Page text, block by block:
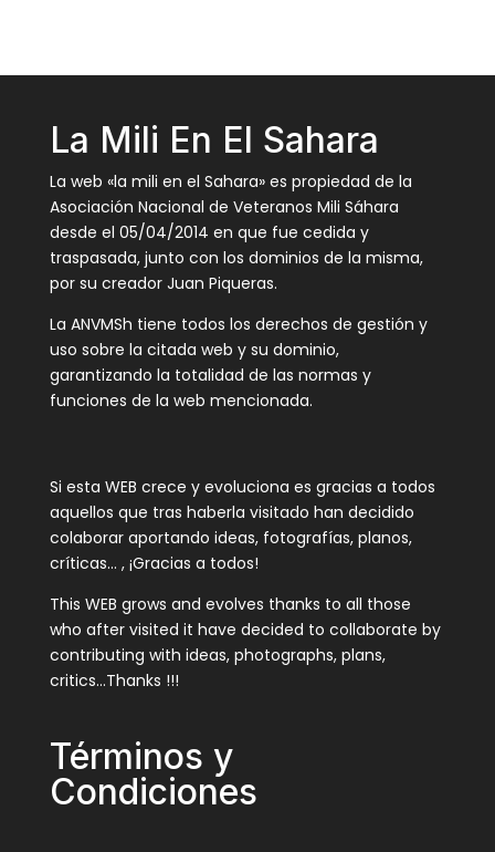
La Mili En El Sahara
La web «la mili en el Sahara» es propiedad de la
Asociación Nacional de Veteranos Mili Sáhara
desde el 05/04/2014 en que fue cedida y
traspasada, junto con los dominios de la misma,
por su creador Juan Piqueras.
La ANVMSh tiene todos los derechos de gestión y
uso sobre la citada web y su dominio,
garantizando la totalidad de las normas y
funciones de la web mencionada.
Si esta WEB crece y evoluciona es gracias a todos
aquellos que tras haberla visitado han decidido
colaborar aportando ideas, fotografías, planos,
críticas… , ¡Gracias a todos!
This WEB grows and evolves thanks to all those
who after visited it have decided to collaborate by
contributing with ideas, photographs, plans,
critics…Thanks !!!
Términos y
Condiciones